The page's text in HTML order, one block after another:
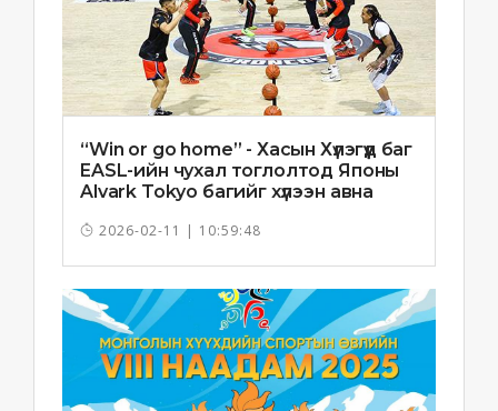
“Win or go home” - Хасын Хүлэгүүд баг
EASL-ийн чухал тоглолтод Японы
Alvark Tokyo багийг хүлээн авна
2026-02-11 | 10:59:48